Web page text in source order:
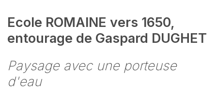
Ecole ROMAINE vers 1650,
entourage de Gaspard DUGHET
Paysage avec une porteuse
d'eau